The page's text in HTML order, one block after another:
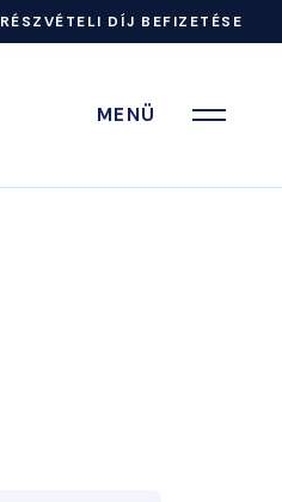
RÉSZVÉTELI DÍJ BEFIZETÉSE
MENÜ